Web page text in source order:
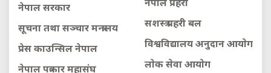
नेपाल सरकार
सूचना तथा सञ्चार मन्त्रालय
प्रेस काउन्सिल नेपाल
नेपाल पत्रकार महासंघ
नेपाल प्रहरी
सशस्त्र प्रहरी बल
विश्वविद्यालय अनुदान आयाेग
लाेक सेवा आयाेग